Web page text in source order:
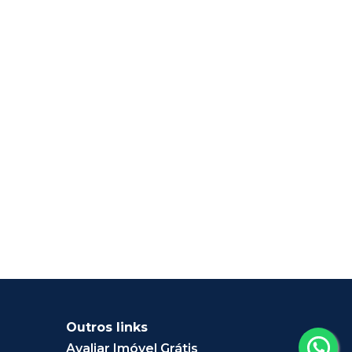
Outros links
Avaliar Imóvel Grátis